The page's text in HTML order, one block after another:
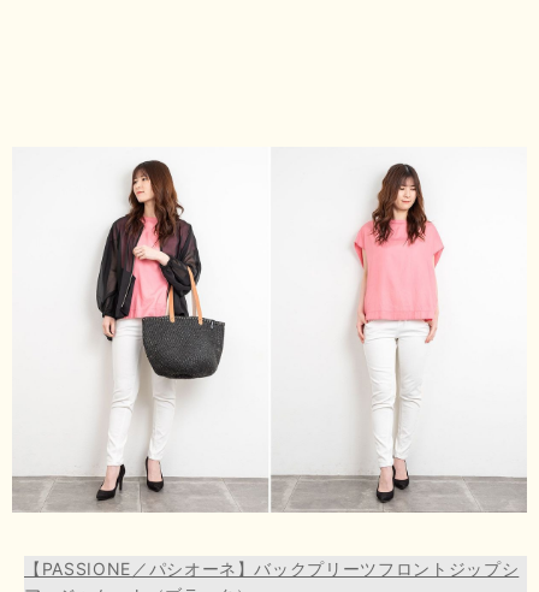
【PASSIONE／パシオーネ】バックプリーツフロントジップシ